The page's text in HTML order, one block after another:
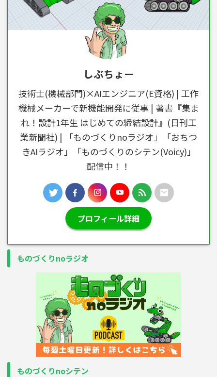
しぶちょー
技術士(機械部門)×AIエンジニア(E資格) | 工作
機械メーカーで新機能開発に従事 | 著書『集ま
れ！設計1年生 はじめての締結設計』(日刊工
業新聞社) | 「ものづくりnoラジオ」「おちつ
きAIラジオ」「ものづくりのシテン(Voicy)」
配信中！！
プロフィール詳細
ものづくりnoラジオ
ものづくりnoシテン